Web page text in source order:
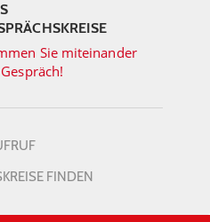
Sie miteinander
FINDEN